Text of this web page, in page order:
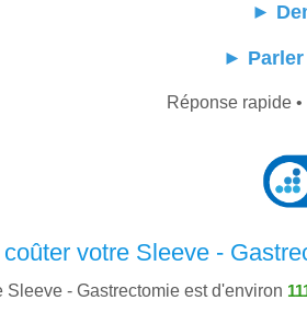
►
►
Réponse rapide
votre Sleeve -
- Gastrectomie est d'environ